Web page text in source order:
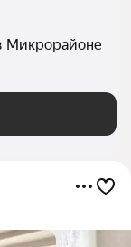
Микрорайоне